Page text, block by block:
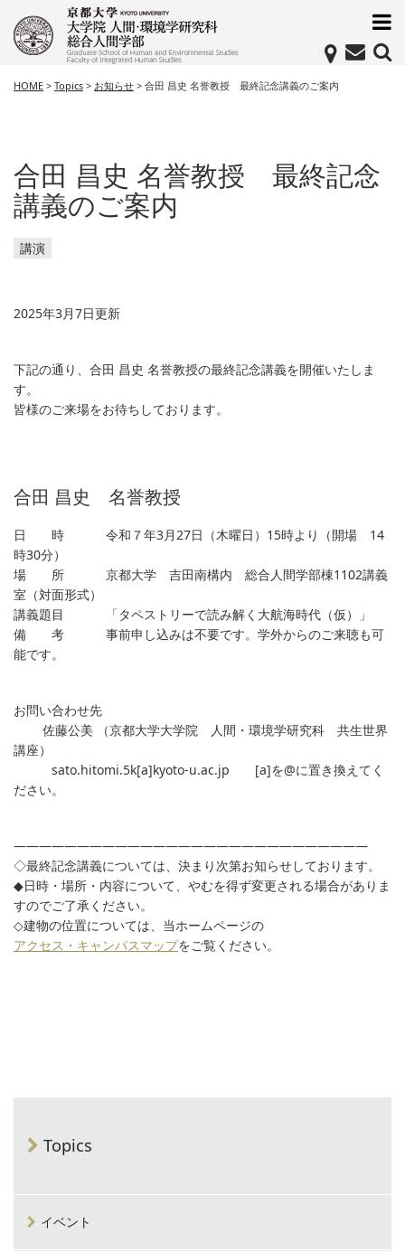
HOME > Topics > お知らせ > 合田 昌史 名誉教授 最終記念講義のご案内
合田 昌史 名誉教授 最終記念
講義のご案内
講演
2025年3月7日更新
下記の通り、合田 昌史 名誉教授の最終記念講義を開催いたしま
す。
皆様のご来場をお待ちしております。
合田 昌史 名誉教授
日 時 令和７年3月27日（木曜日）15時より（開場 14
時30分）
場 所 京都大学 吉田南構内 総合人間学部棟1102講義
室（対面形式）
講義題目 「タペストリーで読み解く大航海時代（仮）」
備 考 事前申し込みは不要です。学外からのご来聴も可
能です。
お問い合わせ先
佐藤公美 （京都大学大学院 人間・環境学研究科 共生世界
講座）
sato.hitomi.5k[a]kyoto-u.ac.jp [a]を@に置き換えてく
ださい。
————————————————————————————
◇最終記念講義については、決まり次第お知らせしております。
◆日時・場所・内容について、やむを得ず変更される場合がありま
すのでご了承ください。
◇建物の位置については、当ホームページの
アクセス・キャンパスマップをご覧ください。
Topics
イベント